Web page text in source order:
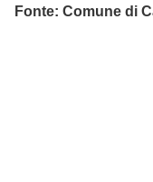
Fonte: Comune di